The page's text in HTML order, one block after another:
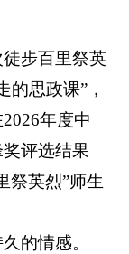
步百里祭英
的思政课”，
年度中
评选结果
祭英烈”师生
的情感。